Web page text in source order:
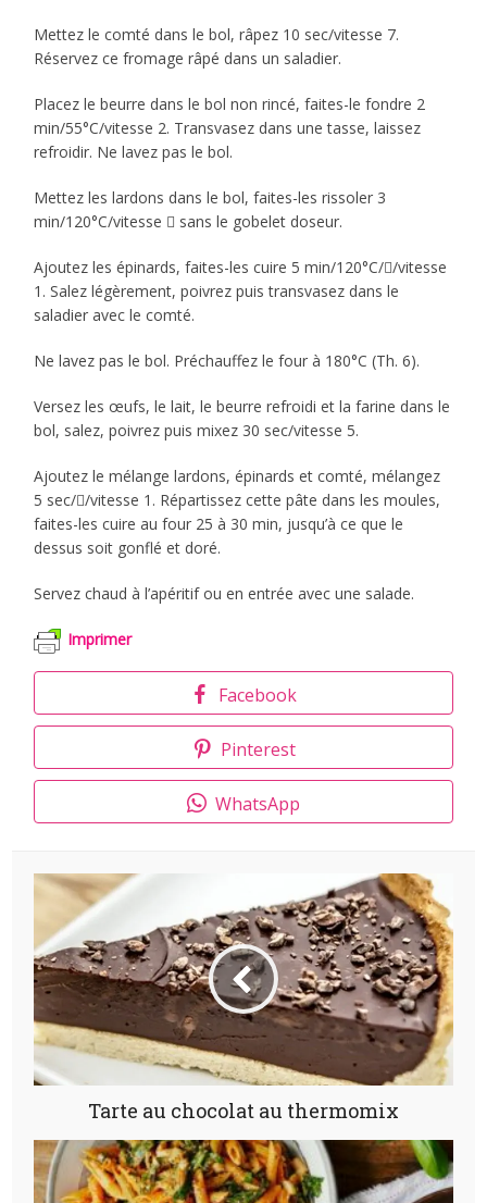
Mettez le comté dans le bol, râpez 10 sec/vitesse 7.
Réservez ce fromage râpé dans un saladier.
Placez le beurre dans le bol non rincé, faites-le fondre 2
min/55°C/vitesse 2. Transvasez dans une tasse, laissez
refroidir. Ne lavez pas le bol.
Mettez les lardons dans le bol, faites-les rissoler 3
min/120°C/vitesse  sans le gobelet doseur.
Ajoutez les épinards, faites-les cuire 5 min/120°C//vitesse
1. Salez légèrement, poivrez puis transvasez dans le
saladier avec le comté.
Ne lavez pas le bol. Préchauffez le four à 180°C (Th. 6).
Versez les œufs, le lait, le beurre refroidi et la farine dans le
bol, salez, poivrez puis mixez 30 sec/vitesse 5.
Ajoutez le mélange lardons, épinards et comté, mélangez
5 sec//vitesse 1. Répartissez cette pâte dans les moules,
faites-les cuire au four 25 à 30 min, jusqu’à ce que le
dessus soit gonflé et doré.
Servez chaud à l’apéritif ou en entrée avec une salade.
Imprimer
Facebook
Pinterest
WhatsApp
Tarte au chocolat au thermomix